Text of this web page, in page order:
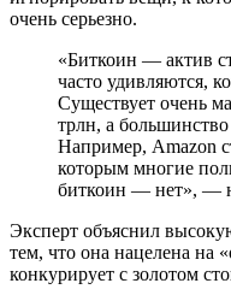
очень серьезно.
«Биткоин — актив
часто удивляются,
Существует очень
трлн, а
Например, Amazon
которым многие
биткоин — нет», —
Эксперт объяснил
тем, что она нацелена на
конкурирует с золотом